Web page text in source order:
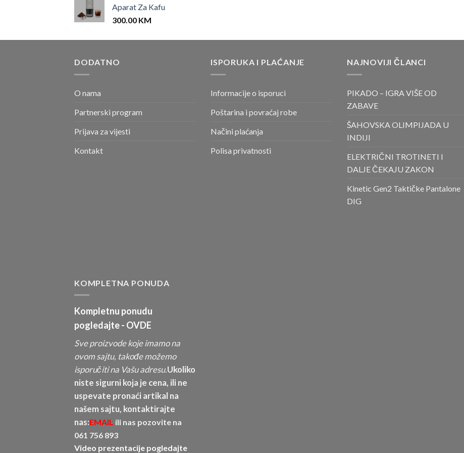
Aparat Za Kafu
300.00 KM
DODATNO
O nama
Partnerski program
Prijava za vijesti
Kontakt
ISPORUKA I PLAĆANJE
Informacije o isporuci
Poštarina i povraćaj robe
Načini plaćanja
Polisa privatnosti
NAJNOVIJI ČLANCI
PIKADO – IGRA VIŠE OD
ZABAVE
ŠAHOVSKA OLIMPIJADA U
INDIJI
ELEKTRIČNI TROTINETI I
DALJE ČEKAJU ZAKON
Kinetic Gen2 Taktičke Pantalone
DIG
KOMPLETNA PONUDA
Kompletnu ponudu
pogledajte - OVDE
Sve proizvode koje imamo na
ovom sajtu, takođe možemo
isporučiti na Vašu adresu.Ukoliko
niste sigurni koja je cena, ili ne
uspevate pronaći artikal na
našem sajtu, kontaktirajte
nas:EMAIL ili nas pozovite na
061 756 893
Video prezentacije pogledajte